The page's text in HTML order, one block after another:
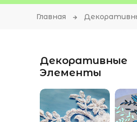
Главная
Декоративные
Элементы